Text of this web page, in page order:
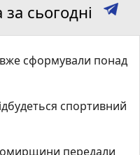
сьогодні
сформували понад
спортивний
передали